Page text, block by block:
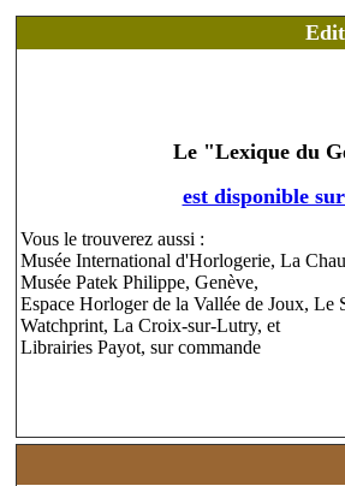
Le "Lexique du
est disponible
Vous le trouverez aussi :
Musée International d'Horlogerie, La
Musée Patek Philippe, Genève,
Espace Horloger de la Vallée de Joux, Le
Watchprint, La Croix-sur-Lutry, et
Librairies Payot, sur commande